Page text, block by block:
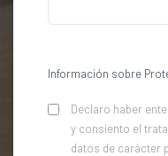
Información sobre
Declaro haber
y consiento el
datos de carácter